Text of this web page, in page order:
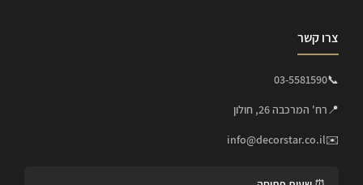
צרו קשר
📞
03-5581590
📍רח' המרכבה 26, חולון
✉️
info@decorstar.co.il